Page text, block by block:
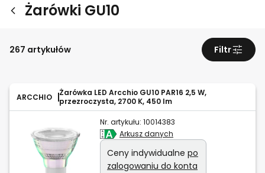
Żarówki GU10
ARCCHIO
Żarówka LED Arcchio GU10 PAR16 2,5 W,
przezroczysta, 2700 K, 450 lm
Nr. artykułu: 10014383
Arkusz danych
Ceny indywidualne po
zalogowaniu do konta
267 artykułów Filtr